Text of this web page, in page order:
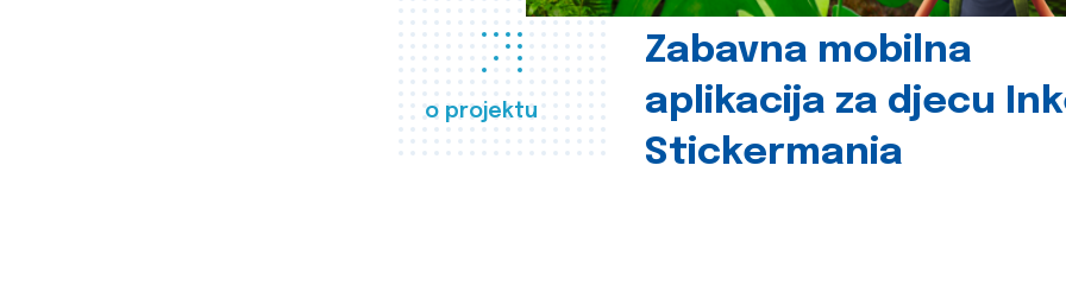
o projektu
Zabavna mobilna
aplikacija za djecu
Stickermania